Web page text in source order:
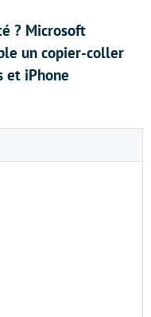
? Microsoft
un copier-coller
et iPhone